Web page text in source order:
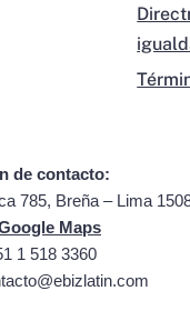
de contacto:
785, Breña – Lima
Maps
1 518 3360